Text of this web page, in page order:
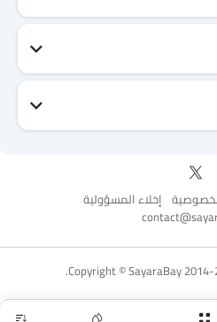
إخلاء المسؤولية
Copyright © SayaraBay
المعلومات الشخصية
for Better Experience & Regular updates
I have read and agree to the